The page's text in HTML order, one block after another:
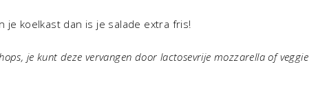
je koelkast dan is je salade extra fris!
je kunt deze vervangen door lactosevrije mozzarella of veggie